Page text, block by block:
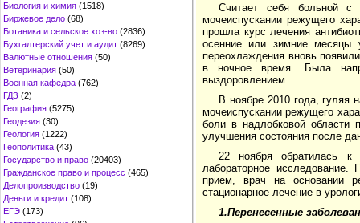
Биология и химия (1518)
Биржевое дело (68)
Ботаника и сельское хоз-во (2836)
Бухгалтерский учет и аудит (8269)
Валютные отношения (50)
Ветеринария (50)
Военная кафедра (762)
ГДЗ (2)
География (5275)
Геодезия (30)
Геология (1222)
Геополитика (43)
Государство и право (20403)
Гражданское право и процесс (465)
Делопроизводство (19)
Деньги и кредит (108)
ЕГЭ (173)
Считает себя больной с
мочеиспускании режущего
прошла курс лечения
осенние или зимние месяцы
переохлаждения вновь
в ночное время. Была
выздоровлением.
В ноябре 2010 года, гуляя
мочеиспускании режущего
боли в надлобковой
улучшения состояния после
22 ноября обратилась
лабораторное
прием, врач на основании
стационарное лечение в
1.Перенесенные